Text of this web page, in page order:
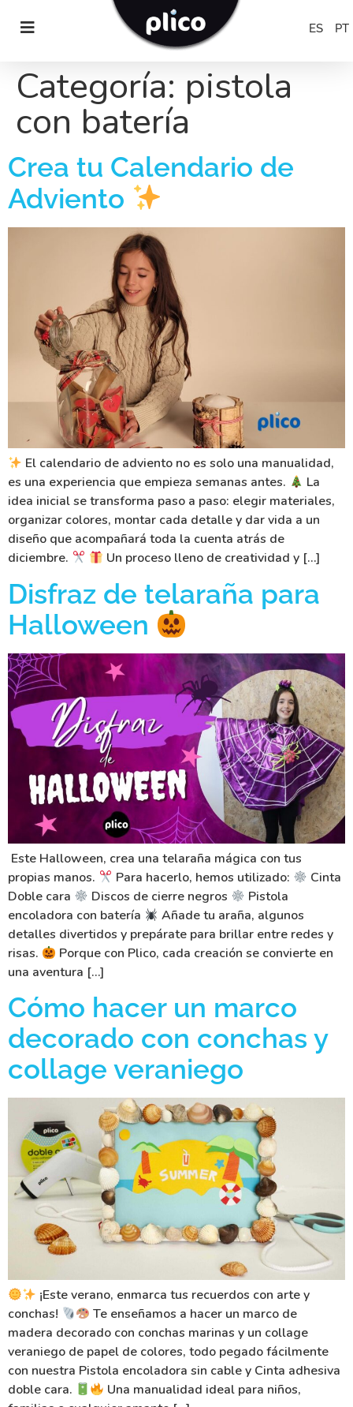
ES PT
Categoría: pistola
con batería
Crea tu Calendario de
Adviento
El calendario de adviento no es solo una manualidad,
es una experiencia que empieza semanas antes.
La
idea inicial se transforma paso a paso: elegir materiales,
organizar colores, montar cada detalle y dar vida a un
diseño que acompañará toda la cuenta atrás de
diciembre.
Un proceso lleno de creatividad y […]
Disfraz de telaraña para
Halloween
Este Halloween, crea una telaraña mágica con tus
propias manos.
Para hacerlo, hemos utilizado:
Cinta
Doble cara
Discos de cierre negros
Pistola
encoladora con batería
Añade tu araña, algunos
detalles divertidos y prepárate para brillar entre redes y
risas.
Porque con Plico, cada creación se convierte en
una aventura […]
Cómo hacer un marco
decorado con conchas y
collage veraniego
¡Este verano, enmarca tus recuerdos con arte y
conchas!
Te enseñamos a hacer un marco de
madera decorado con conchas marinas y un collage
veraniego de papel de colores, todo pegado fácilmente
con nuestra Pistola encoladora sin cable y Cinta adhesiva
doble cara.
Una manualidad ideal para niños,